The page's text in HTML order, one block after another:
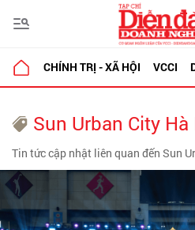
CHÍNH TRỊ - XÃ HỘI VCCI
Sun Urban City Hà
Tin tức cập nhật liên quan đến Sun